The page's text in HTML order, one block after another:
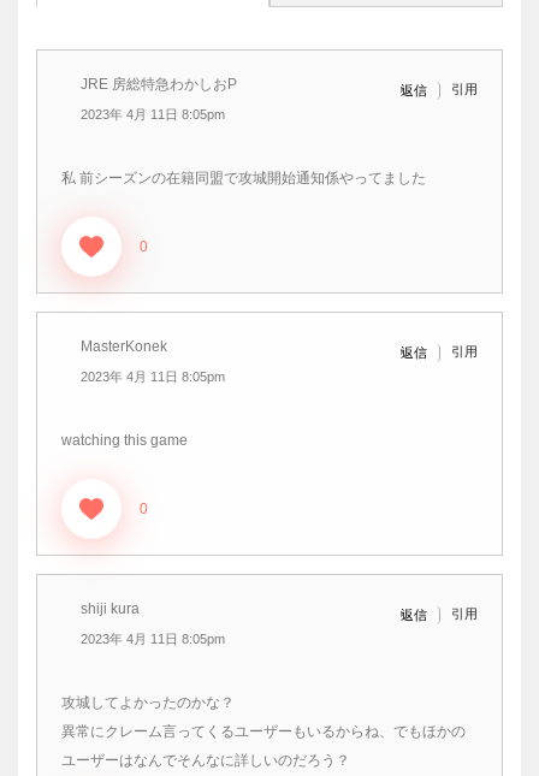
JRE 房総特急わかしおP
2023年 4月 11日 8:05pm
返信 引用
私 前シーズンの在籍同盟で攻城開始通知係やってました
0
MasterKonek
2023年 4月 11日 8:05pm
返信 引用
watching this game
0
shiji kura
2023年 4月 11日 8:05pm
返信 引用
攻城してよかったのかな？
異常にクレーム言ってくるユーザーもいるからね、でもほかの
ユーザーはなんでそんなに詳しいのだろう？